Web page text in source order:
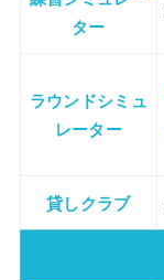
ター
ラウンドシミュ
レーター
貸しクラブ